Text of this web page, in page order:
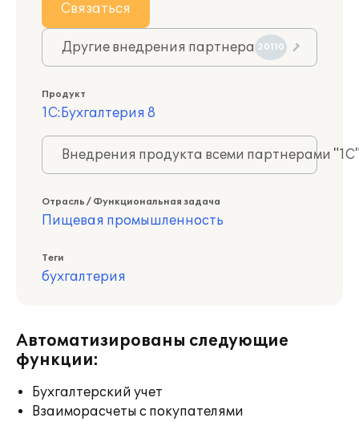
Связаться
Другие внедрения партнера 20110
Продукт
1С:Бухгалтерия 8
Внедрения продукта всеми партнерами
Отрасль / Функциональная задача
Пищевая промышленность
Теги
бухгалтерия
Автоматизированы следующие
функции:
Бухгалтерский учет
Взаиморасчеты с покупателями